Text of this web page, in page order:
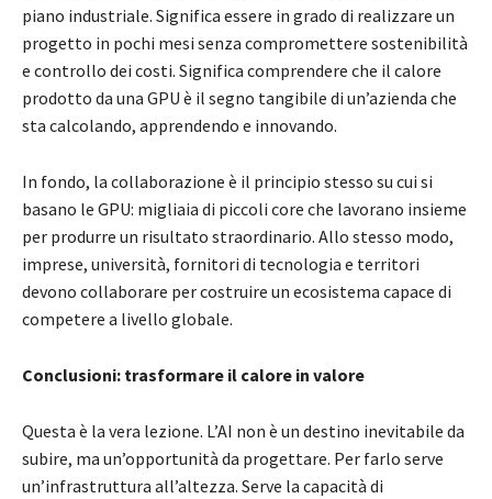
piano industriale. Significa essere in grado di realizzare un
progetto in pochi mesi senza compromettere sostenibilità
e controllo dei costi. Significa comprendere che il calore
prodotto da una GPU è il segno tangibile di un’azienda che
sta calcolando, apprendendo e innovando.
In fondo, la collaborazione è il principio stesso su cui si
basano le GPU: migliaia di piccoli core che lavorano insieme
per produrre un risultato straordinario. Allo stesso modo,
imprese, università, fornitori di tecnologia e territori
devono collaborare per costruire un ecosistema capace di
competere a livello globale.
Conclusioni: trasformare il calore in valore
Questa è la vera lezione. L’AI non è un destino inevitabile da
subire, ma un’opportunità da progettare. Per farlo serve
un’infrastruttura all’altezza. Serve la capacità di